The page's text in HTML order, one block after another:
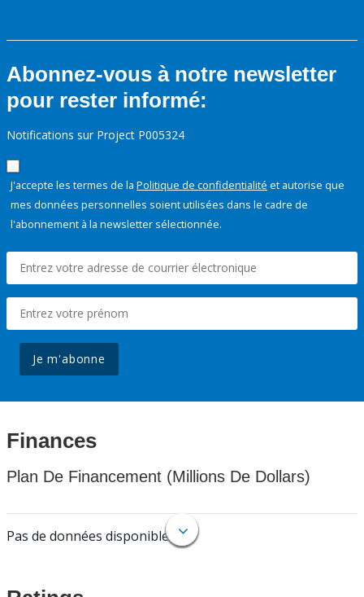
Abonnez-vous à notre newsletter
pour rester informé:
Notifications sur Project P005324
J'accepte les termes de la Politique de confidentialité et autorise que
mes données personnelles soient utilisées dans le cadre de
l'abonnement à la newsletter sélectionnée.
Je m'abonne
Finances
Plan De Financement (Millions De Dollars)
Pas de données disponibles.